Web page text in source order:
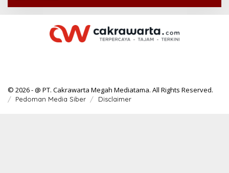
© 2026 - @ PT. Cakrawarta Megah Mediatama. All Rights Reserved.
Pedoman Media Siber Disclaimer